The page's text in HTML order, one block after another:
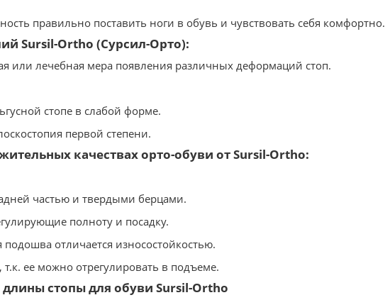
правильно поставить ноги в обувь и чувствовать себя комфортно.
Sursil-Ortho (Сурсил-Орто):
или лечебная мера появления различных деформаций стоп.
стопе в слабой форме.
первой степени.
качествах орто-обуви от Sursil-Ortho:
частью и твердыми берцами.
полноту и посадку.
подошва отличается износостойкостью.
т.к. ее можно отрегулировать в подъеме.
длины стопы для обуви Sursil-Ortho